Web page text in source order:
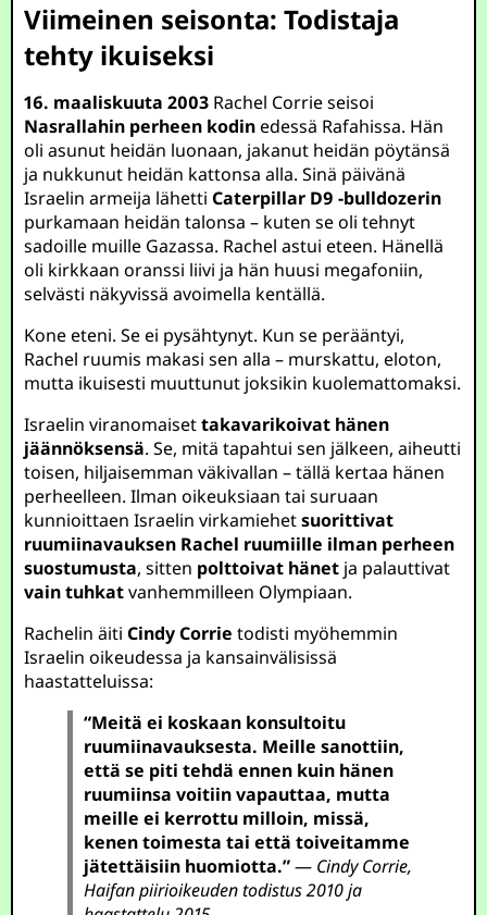
Viimeinen seisonta: Todistaja
tehty ikuiseksi
16. maaliskuuta 2003 Rachel Corrie seisoi
Nasrallahin perheen kodinedessä Rafahissa. Hän
oli asunut heidän luonaan, jakanut heidän pöytänsä
ja nukkunut heidän kattonsa alla. Sinä päivänä
Israelin armeija lähettiCaterpillar D9 -bulldozerin
purkamaan heidän talonsa – kuten se oli tehnyt
sadoille muille Gazassa. Rachel astui eteen. Hänellä
oli kirkkaan oranssi liivi ja hän huusi megafoniin,
selvästi näkyvissä avoimella kentällä.
Kone eteni. Se ei pysähtynyt. Kun se perääntyi,
Rachel ruumis makasi sen alla – murskattu, eloton,
mutta ikuisesti muuttunut joksikin kuolemattomaksi.
Israelin viranomaisettakavarikoivat hänen
jäännöksensä. Se, mitä tapahtui sen jälkeen, aiheutti
toisen, hiljaisemman väkivallan – tällä kertaa hänen
perheelleen. Ilman oikeuksiaan tai suruaan
kunnioittaen Israelin virkamiehetsuorittivat
ruumiinavauksen Rachel ruumiille ilman perheen
suostumusta, sitten polttoivat hänet ja palauttivat
vain tuhkatvanhemmilleen Olympiaan.
Rachelin äitiCindy Corrie todisti myöhemmin
Israelin oikeudessa ja kansainvälisissä
haastatteluissa:
“Meitä ei koskaan konsultoitu
ruumiinavauksesta. Meille sanottiin,
että se piti tehdä ennen kuin hänen
ruumiinsa voitiin vapauttaa, mutta
meille ei kerrottu milloin, missä,
kenen toimesta tai että toiveitamme
jätettäisiin huomiotta.”— Cindy Corrie,
Haifan piirioikeuden todistus 2010 ja